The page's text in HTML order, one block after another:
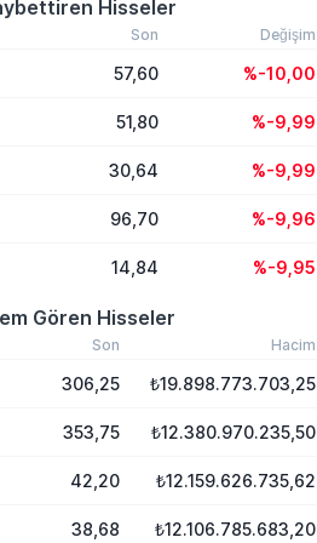
Hisseler
Son Değişim
57,60 %-10,00
51,80 %-9,99
30,64 %-9,99
96,70 %-9,96
14,84 %-9,95
Gören Hisseler
Son Hacim
306,25 ₺19.898.773.703,25
353,75 ₺12.380.970.235,50
42,20 ₺12.159.626.735,62
38,68 ₺12.106.785.683,20